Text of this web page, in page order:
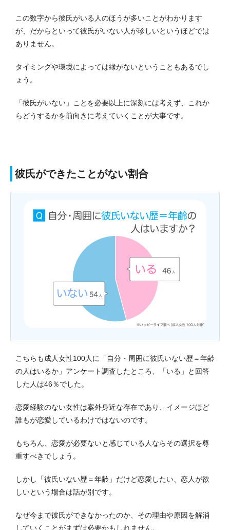
この数字から彼氏がいる人のほうが多いことがわかります
が、だからといって彼氏がいない人が珍しいというほどでは
ありません。
タイミングや環境によっては縁がないということもあるでし
ょう。
「彼氏がいない」ことを必要以上に深刻には考えず、これか
らどうするかを前向きに考えていくことが大事です。
彼氏ができたことがない割合
こちらも成人女性100人に「自分・周囲に彼氏いない歴＝年齢
の人はいるか」アンケート調査したところ、「いる」と回答
した人は46％でした。
恋愛経験のない女性は案外身近な存在であり、イメージほど
誰もが恋愛しているわけではないのです。
もちろん、恋愛が必要ないと感じている人ならその選択を尊
重すべきでしょう。
しかし「彼氏いない歴＝年齢」だけど恋愛したい、恋人が欲
しいという場合は話が別です。
なぜ今まで彼氏ができなかったのか、その理由や原因を解消
していくことがまずは必要かもしれません。